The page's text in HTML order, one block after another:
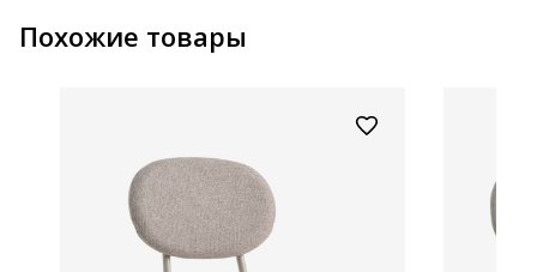
Похожие товары